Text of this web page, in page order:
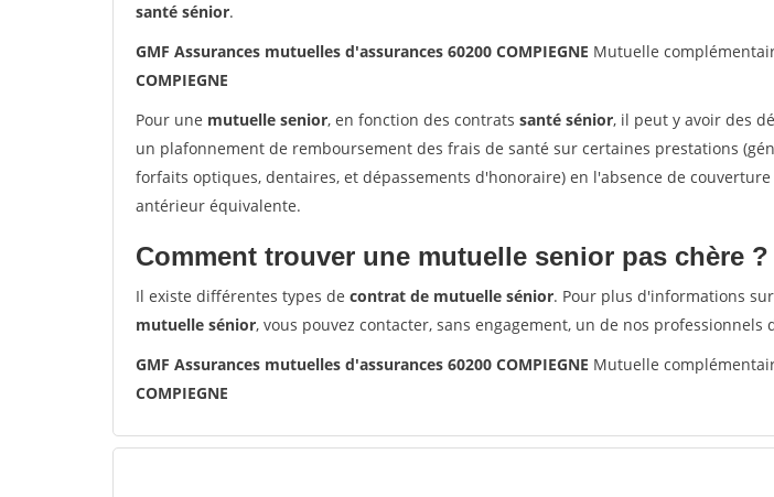
santé sénior.
GMF Assurances mutuelles d'assurances 60200 COMPIEGNE Mutuelle
COMPIEGNE
Pour une mutuelle senior, en fonction des contrats santé sénior, il peut y avoir des
un plafonnement de remboursement des frais de santé sur certaines prestations
forfaits optiques, dentaires, et dépassements d'honoraire) en l'absence de
antérieur équivalente.
Comment trouver une mutuelle senior pas chère ?
Il existe différentes types de contrat de mutuelle sénior. Pour plus d'informations
mutuelle sénior, vous pouvez contacter, sans engagement, un de nos professionnels
GMF Assurances mutuelles d'assurances 60200 COMPIEGNE Mutuelle
COMPIEGNE